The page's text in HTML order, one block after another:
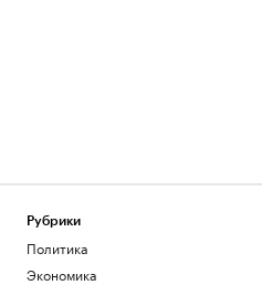
Рубрики
Политика
Экономика